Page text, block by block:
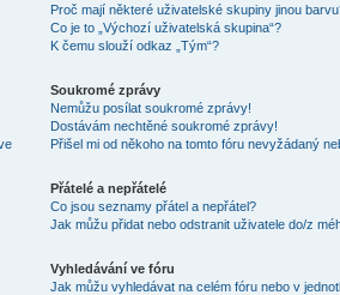
Proč mají některé uživatelské skupiny jinou
Co je to „Výchozí uživatelská skupina“?
K čemu slouží odkaz „Tým“?
Soukromé zprávy
Nemůžu posílat soukromé zprávy!
Dostávám nechtěné soukromé zprávy!
Přišel mi od někoho na tomto fóru nevyžádaný
Přátelé a nepřátelé
Co jsou seznamy přátel a nepřátel?
Jak můžu přidat nebo odstranit uživatele do/z
Vyhledávání ve fóru
Jak můžu vyhledávat na celém fóru nebo v